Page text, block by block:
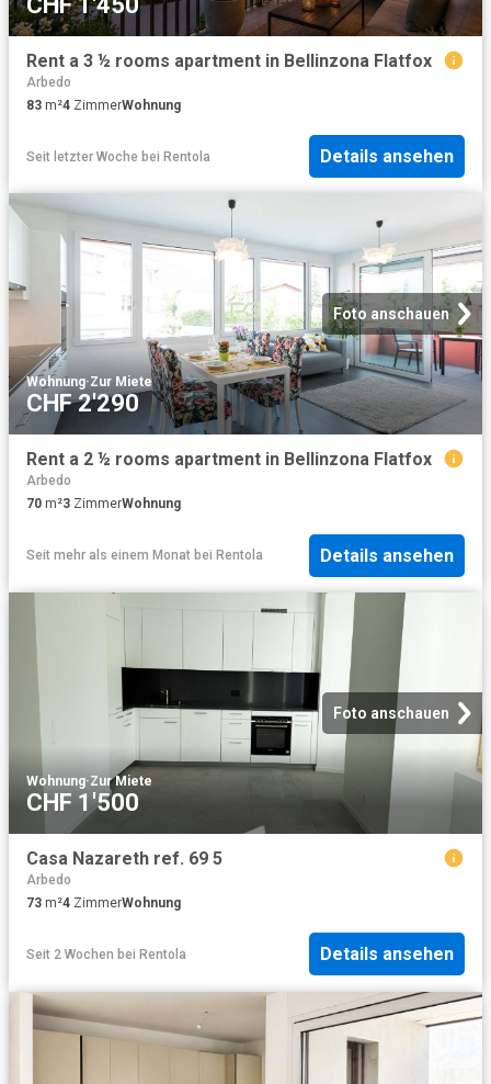
Rent a 3 ½ rooms apartment in Bellinzona Flatfox
Arbedo
83 m²4 ZimmerWohnung
Seit letzter Woche bei Rentola Details ansehen
Foto anschauen
Wohnung·Zur Miete
CHF 2'290
Rent a 2 ½ rooms apartment in Bellinzona Flatfox
Arbedo
70 m²3 ZimmerWohnung
Seit mehr als einem Monat bei Rentola Details ansehen
Foto anschauen
Wohnung·Zur Miete
CHF 1'500
Casa Nazareth ref. 69 5
Arbedo
73 m²4 ZimmerWohnung
Seit 2 Wochen bei Rentola Details ansehen